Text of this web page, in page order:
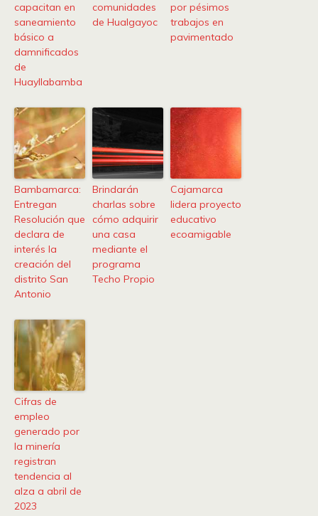
capacitan en
saneamiento
básico a
damnificados
de
Huayllabamba
comunidades
de Hualgayoc
por pésimos
trabajos en
pavimentado
Bambamarca:
Entregan
Resolución que
declara de
interés la
creación del
distrito San
Antonio
Brindarán
charlas sobre
cómo adquirir
una casa
mediante el
programa
Techo Propio
Cajamarca
lidera proyecto
educativo
ecoamigable
Cifras de
empleo
generado por
la minería
registran
tendencia al
alza a abril de
2023